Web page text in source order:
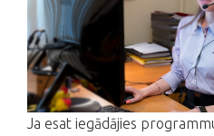
Ja esat iegādājies